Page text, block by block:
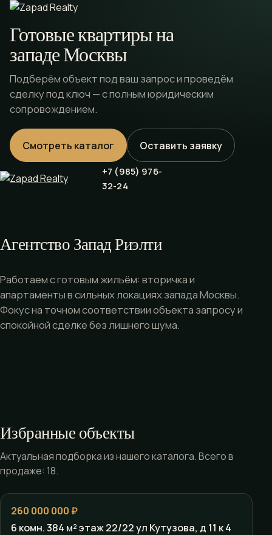
+7 (985) 976-
32-24
Готовые квартиры на
западе Москвы
Подберём объект под ваш запрос и проведём
сделку под ключ — с полным юридическим
сопровождением.
Смотреть каталог Оставить заявку
Агентство Запад Риэлти
Работаем с готовым жильём: вторичка и
апартаменты в сильных локациях запада Москвы.
Фокус на точном соответствии объекта запросу и
спокойной сделке без лишнего шума.
Избранные объекты
Актуальная подборка из нашего каталога. Всего в
продаже: 18.
260 000 000 ₽
6 комн. 384 м² этаж 22/22 ул Кутузова, д 11 к 4